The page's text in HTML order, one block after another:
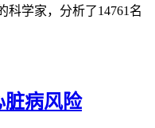
科学家，分析了14761名
脏病风险